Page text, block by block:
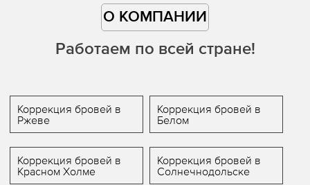
О КОМПАНИИ
Работаем по всей стране!
Коррекция бровей в
Ржеве
Коррекция бровей в
Белом
Коррекция бровей в
Красном Холме
Коррекция бровей в
Солнечнодольске